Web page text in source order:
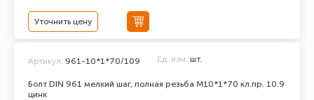
Уточнить цену
Болт DIN 961 мелкий шаг, полная резьба M10*1*70 кл.пр. 10.9
цинк
Артикул: 961-10*1*70/109 Ед. изм. шт.